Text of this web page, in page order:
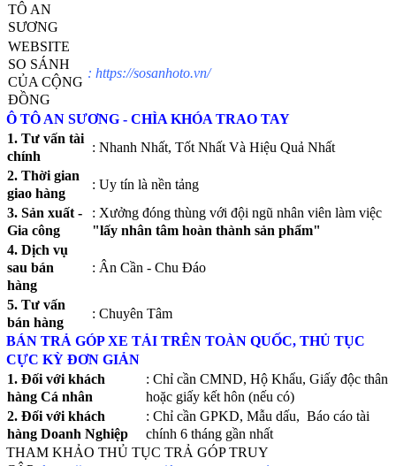
TÔ AN
SƯƠNG
WEBSITE
SO SÁNH
CỦA CỘNG
ĐỒNG
: https://sosanhoto.vn/
Ô TÔ AN SƯƠNG - CHÌA KHÓA TRAO TAY
1. Tư vấn tài
chính
: Nhanh Nhất, Tốt Nhất Và Hiệu Quả Nhất
2. Thời gian
giao hàng
: Uy tín là nền tảng
3. Sản xuất -
Gia công
: Xưởng đóng thùng với đội ngũ nhân viên làm việc
"lấy nhân tâm hoàn thành sản phẩm"
4. Dịch vụ
sau bán
hàng
: Ân Cần - Chu Đáo
5. Tư vấn
bán hàng
: Chuyên Tâm
BÁN TRẢ GÓP XE TẢI TRÊN TOÀN QUỐC, THỦ TỤC
CỰC KỲ ĐƠN GIẢN
1. Đối với khách
hàng Cá nhân
: Chỉ cần CMND, Hộ Khẩu, Giấy độc thân
hoặc giấy kết hôn (nếu có)
2. Đối với khách
hàng Doanh Nghiệp
: Chỉ cần GPKD, Mẫu dấu, Báo cáo tài
chính 6 tháng gần nhất
THAM KHẢO THỦ TỤC TRẢ GÓP TRUY